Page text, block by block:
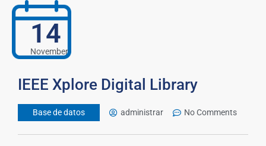
14
November
IEEE Xplore Digital Library
Base de datos administrar No Comments